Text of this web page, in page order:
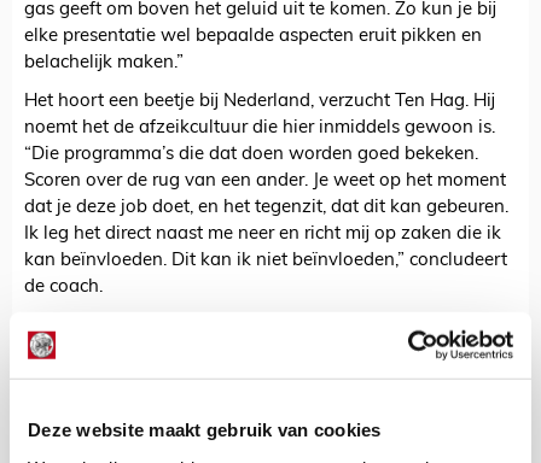
Deze website maakt gebruik van cookies
gas geeft om boven het geluid uit te komen. Zo kun je bij
elke presentatie wel bepaalde aspecten eruit pikken en
belachelijk maken.”
Het hoort een beetje bij Nederland, verzucht Ten Hag. Hij
noemt het de afzeikcultuur die hier inmiddels gewoon is.
“Die programma’s die dat doen worden goed bekeken.
Scoren over de rug van een ander. Je weet op het moment
dat je deze job doet, en het tegenzit, dat dit kan gebeuren.
Ik leg het direct naast me neer en richt mij op zaken die ik
kan beïnvloeden. Dit kan ik niet beïnvloeden,” concludeert
de coach.
Het volledige verhaal met Ten Hag lees je in Voetbal
International, al beschikbaar achter de betaalmuur van
Blendle.